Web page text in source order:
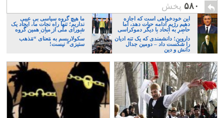
۵۸۰ پخش
این خودخواهی است که اجازه
دهیم رژیم ادامه حیات دهد، اما
حاضر به اتحاد با دیگر دموکراسی
خواهان نباشیم!
ما هیچ گروه سیاسی بی عیبی
نداریم؛ تنها راه نجات ما، ایجاد یک
شورای ملی از میان همین گروه
های پر عیب و ایراد است
داروین؛ دانشمندی که یک تنه ادیان
را شکست داد – دومین جدال
دانش و دین
سکولاریسم به مَعنای “مَذهب
ستیزی” نیست!